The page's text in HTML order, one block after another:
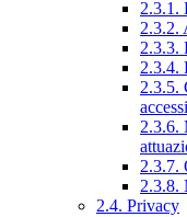
2.3.1.
2.3.2.
2.3.3.
2.3.4.
2.3.5.
2.3.6.
2.3.7.
2.3.8.
2.4. Privacy